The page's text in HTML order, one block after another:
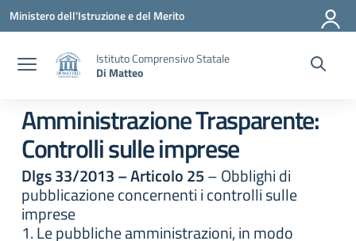
Vai ai contenuti
Vai al menu di navigazione
Vai al footer
Ministero dell'Istruzione e del Merito
Istituto Comprensivo Statale
Di Matteo
Amministrazione Trasparente:
Controlli sulle imprese
Dlgs 33/2013 – Articolo 25– Obblighi di
pubblicazione concernenti i controlli sulle
imprese
1. Le pubbliche amministrazioni, in modo